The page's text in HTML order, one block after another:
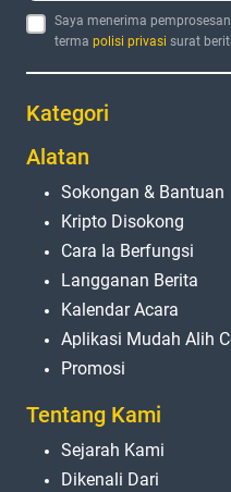
Saya menerima
termapolisi privasi surat
Kategori
Alatan
Sokongan & Bantuan
Kripto Disokong
Cara Ia Berfungsi
Langganan Berita
Kalendar Acara
Aplikasi Mudah Alih
Promosi
Tentang Kami
Sejarah Kami
Dikenali Dari